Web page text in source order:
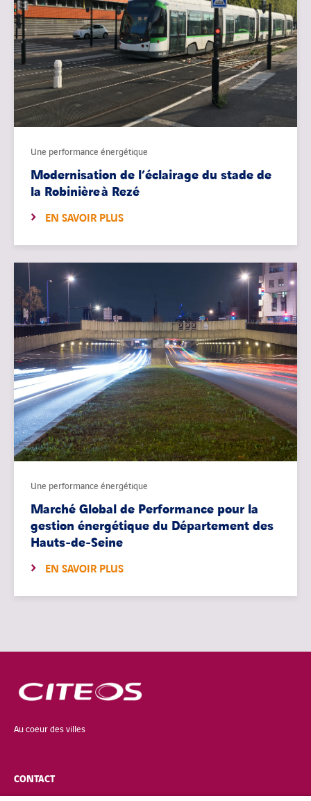
Une performance énergétique
Modernisation de l’éclairage du stade de
la Robinière à Rezé
EN SAVOIR PLUS
Une performance énergétique
Marché Global de Performance pour la
gestion énergétique du Département des
Hauts-de-Seine
EN SAVOIR PLUS
Au coeur des villes
CONTACT